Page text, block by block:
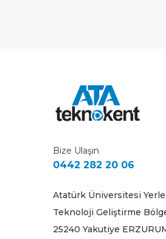
Bize Ulaşın
0442 282 20 06
Atatürk Üniversitesi
Teknoloji Geliştirme
25240 Yakutiye